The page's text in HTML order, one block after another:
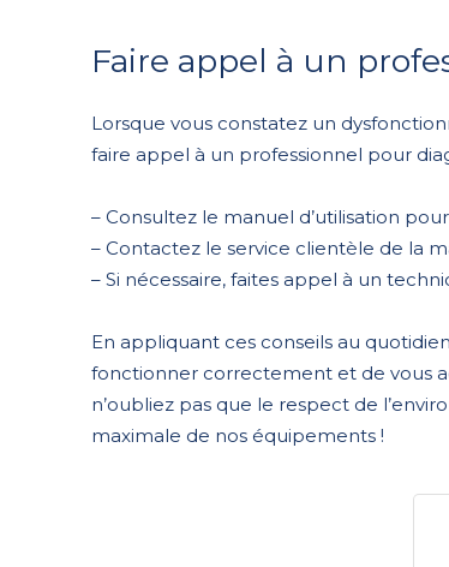
Faire appel à un
Lorsque vous constatez un
faire appel à un professionnel pour
– Consultez le manuel d’utilisation
– Contactez le service clientèle de la
– Si nécessaire, faites appel à un
En appliquant ces conseils au
fonctionner correctement et de vous
n’oubliez pas que le respect de
maximale de nos équipements !